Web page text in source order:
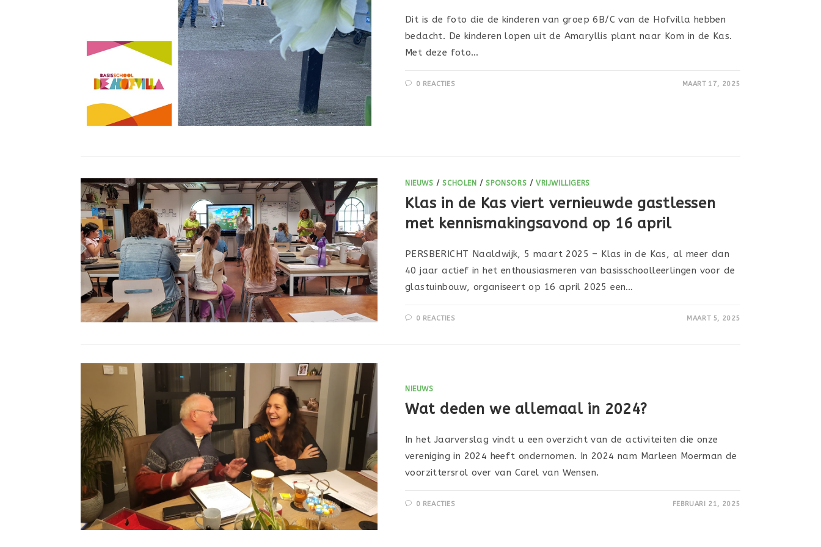
Dit is de foto die de kinderen van groep 6B/C van de Hofvilla hebben
bedacht. De kinderen lopen uit de Amaryllis plant naar Kom in de Kas.
Met deze foto…
0 REACTIES MAART 17, 2025
NIEUWS /SCHOLEN /SPONSORS /VRIJWILLIGERS
Klas in de Kas viert vernieuwde gastlessen
met kennismakingsavond op 16 april
PERSBERICHT Naaldwijk, 5 maart 2025 – Klas in de Kas, al meer dan
40 jaar actief in het enthousiasmeren van basisschoolleerlingen voor de
glastuinbouw, organiseert op 16 april 2025 een…
0 REACTIES MAART 5, 2025
NIEUWS
Wat deden we allemaal in 2024?
In het Jaarverslag vindt u een overzicht van de activiteiten die onze
vereniging in 2024 heeft ondernomen. In 2024 nam Marleen Moerman de
voorzittersrol over van Carel van Wensen.
0 REACTIES FEBRUARI 21, 2025